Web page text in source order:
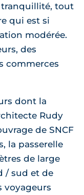
tout
qui est si
modérée.
des
commerces
dont la
Rudy
de SNCF
la passerelle
de large
/ sud et de
voyageurs